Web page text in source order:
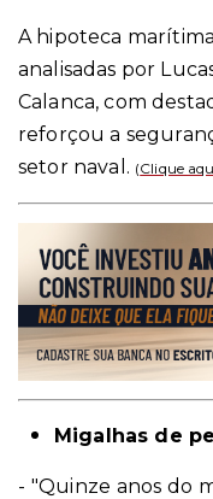
A hipoteca
analisadas por
Calanca, com
reforçou a
setor naval. (Clique
Migalhas de
- "Quinze anos do